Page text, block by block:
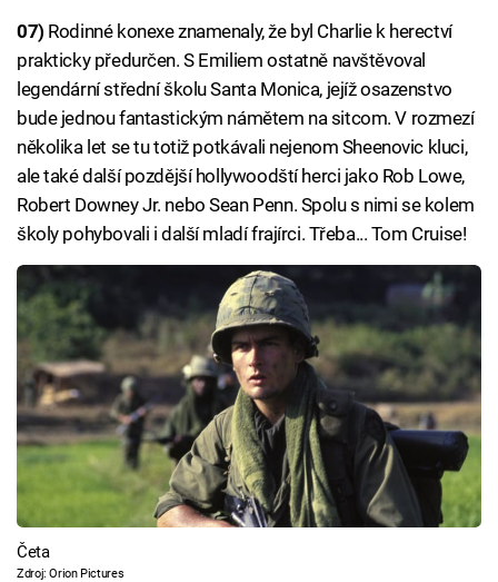
07) Rodinné konexe znamenaly, že byl Charlie k herectví
prakticky předurčen. S Emiliem ostatně navštěvoval
legendární střední školu Santa Monica, jejíž osazenstvo
bude jednou fantastickým námětem na sitcom. V rozmezí
několika let se tu totiž potkávali nejenom Sheenovic kluci,
ale také další pozdější hollywoodští herci jako Rob Lowe,
Robert Downey Jr. nebo Sean Penn. Spolu s nimi se kolem
školy pohybovali i další mladí frajírci. Třeba... Tom Cruise!
Četa
Zdroj: Orion Pictures